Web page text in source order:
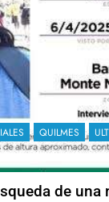
QUILMES
de una